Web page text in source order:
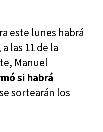
este lunes habrá
las 11 de la
Manuel
si habrá
sortearán los